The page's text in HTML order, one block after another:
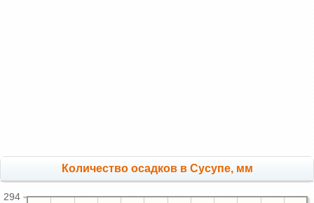
Количество осадков в Сусупе, мм
294